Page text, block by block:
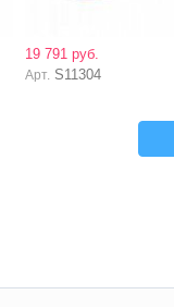
19 791 руб.
Арт. S11304